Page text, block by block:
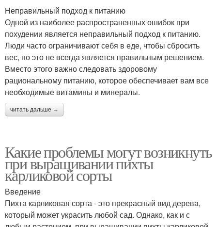
Неправильный подход к питанию
Одной из наиболее распространенных ошибок при
похудении является неправильный подход к питанию.
Люди часто ограничивают себя в еде, чтобы сбросить
вес, но это не всегда является правильным решением.
Вместо этого важно следовать здоровому
рациональному питанию, которое обеспечивает вам все
необходимые витамины и минералы.
читать дальше →
Какие проблемы могут возникнуть
при выращивании пихты
карликовой сорты
Введение
Пихта карликовая сорта - это прекрасный вид дерева,
который может украсить любой сад. Однако, как и с